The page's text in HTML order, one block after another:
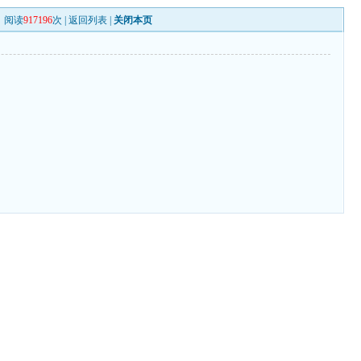
阅读917196次 |返回列表 关闭本页